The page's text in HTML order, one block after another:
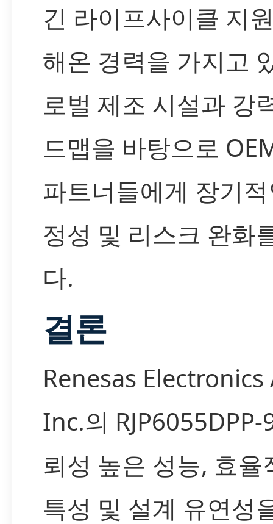
긴 라이프사이클 지
해온 경력을 가지고
로벌 제조 시설과 강
드맵을 바탕으로
파트너들에게 장기
정성 및 리스크 완화
다.
결론
Renesas
Inc.의
뢰성 높은 성능, 효율
특성 및 설계 유연성